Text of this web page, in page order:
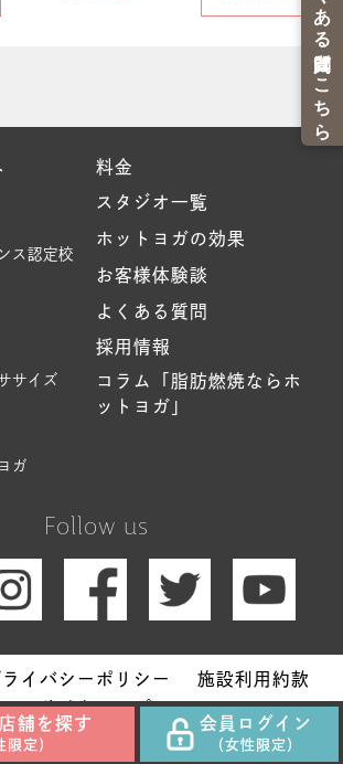
Follow us
ス認定校
サイズ
ガ
料金
スタジオ一覧
ホットヨガの効果
お客様体験談
よくある質問
採用情報
コラム「脂肪燃焼ならホ
ットヨガ」
ライバシーポリシー
施設利用約款
サイトマップ
Yoga Studio loIve. All Rights Reserved.
舗を探す
限定）
会員ログイン
（女性限定）